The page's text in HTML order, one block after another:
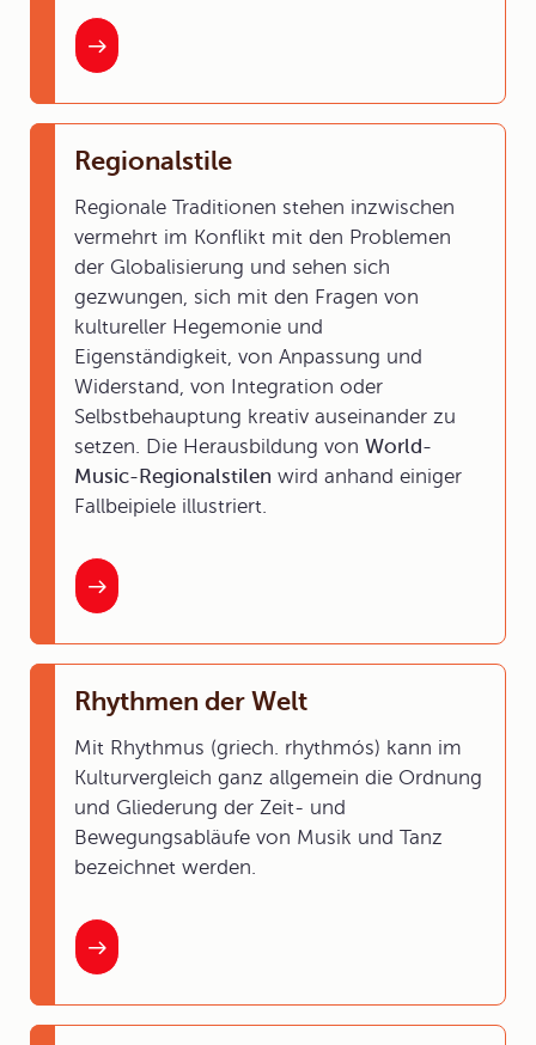
Regionalstile
Regionale Traditionen stehen inzwischen
vermehrt im Konflikt mit den Problemen
der Globalisierung und sehen sich
gezwungen, sich mit den Fragen von
kultureller Hegemonie und
Eigenständigkeit, von Anpassung und
Widerstand, von Integration oder
Selbstbehauptung kreativ auseinander zu
setzen. Die Herausbildung von World-
Music-Regionalstilen wird anhand einiger
Fallbeipiele illustriert.
Rhythmen der Welt
Mit Rhythmus (griech. rhythmós) kann im
Kulturvergleich ganz allgemein die Ordnung
und Gliederung der Zeit- und
Bewegungsabläufe von Musik und Tanz
bezeichnet werden.